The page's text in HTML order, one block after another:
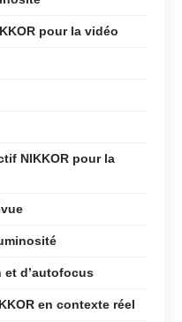
pour la vidéo
NIKKOR pour la
d’autofocus
en contexte réel